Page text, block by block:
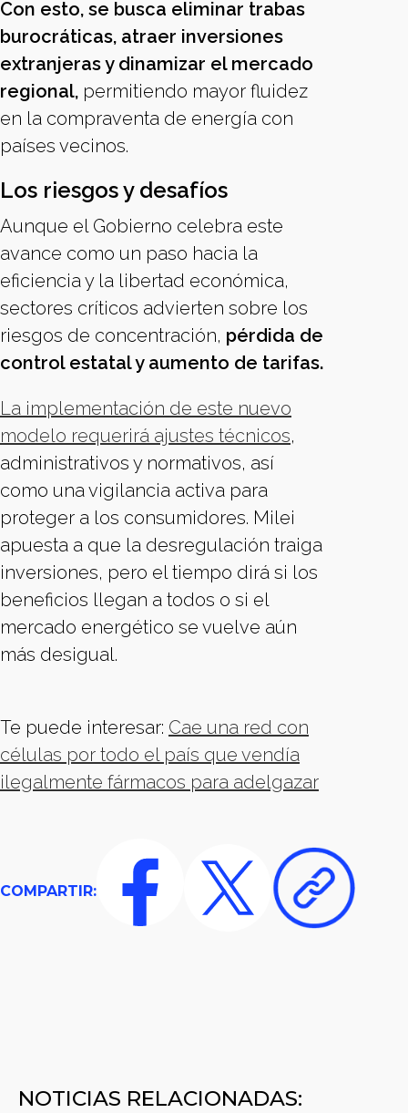
Con esto, se busca eliminar trabas
burocráticas, atraer inversiones
extranjeras y dinamizar el mercado
regional, permitiendo mayor fluidez
en la compraventa de energía con
países vecinos.
Los riesgos y desafíos
Aunque el Gobierno celebra este
avance como un paso hacia la
eficiencia y la libertad económica,
sectores críticos advierten sobre los
riesgos de concentración, pérdida de
control estatal y aumento de tarifas.
La implementación de este nuevo
modelo requerirá ajustes técnicos,
administrativos y normativos, así
como una vigilancia activa para
proteger a los consumidores. Milei
apuesta a que la desregulación traiga
inversiones, pero el tiempo dirá si los
beneficios llegan a todos o si el
mercado energético se vuelve aún
más desigual.
Te puede interesar: Cae una red con
células por todo el país que vendía
ilegalmente fármacos para adelgazar
COMPARTIR:
NOTICIAS RELACIONADAS: